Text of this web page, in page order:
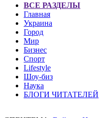
ВСЕ РАЗДЕЛЫ
Главная
Украина
Город
Мир
Бизнес
Спорт
Lifestyle
Шоу-биз
Наука
БЛОГИ ЧИТАТЕЛЕЙ